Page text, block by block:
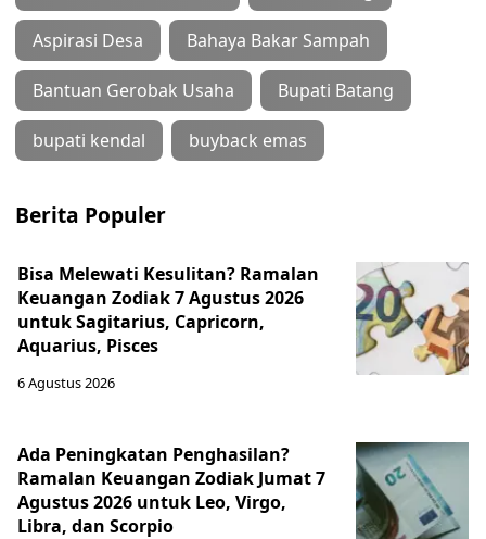
Aspirasi Desa Bahaya Bakar Sampah
Bantuan Gerobak Usaha Bupati Batang
bupati kendal buyback emas
Berita Populer
Bisa Melewati Kesulitan? Ramalan
Keuangan Zodiak 7 Agustus 2026
untuk Sagitarius, Capricorn,
Aquarius, Pisces
6 Agustus 2026
Ada Peningkatan Penghasilan?
Ramalan Keuangan Zodiak Jumat 7
Agustus 2026 untuk Leo, Virgo,
Libra, dan Scorpio